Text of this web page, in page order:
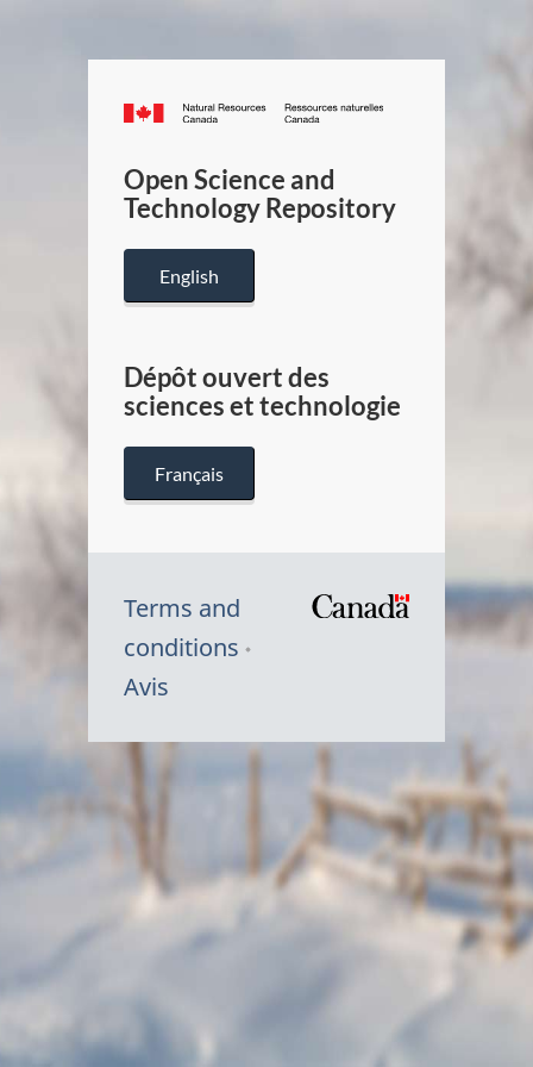
Canada.ca
/
Canada
Open Science and
Technology Repository
English
Dépôt ouvert des
sciences et technologie
Français
Terms and
conditions
Avis
Symbole
Canada